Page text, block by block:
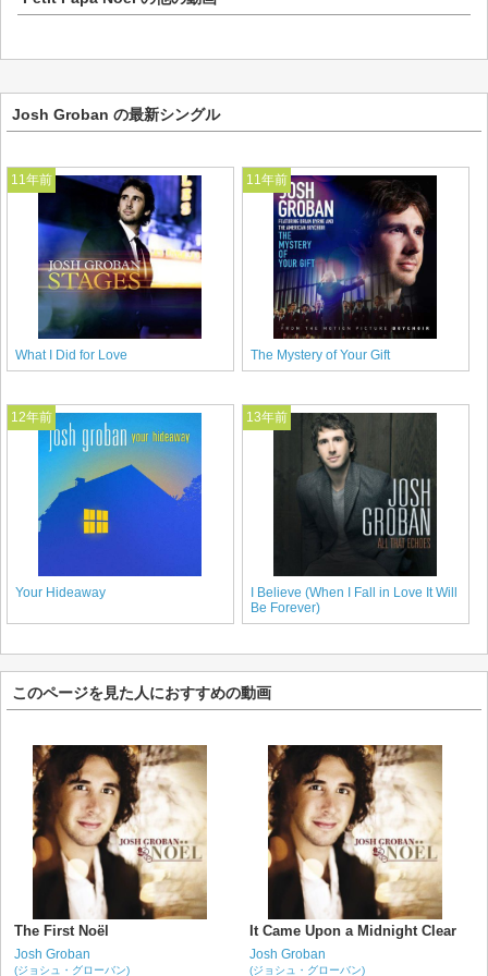
Josh Groban の最新シングル
11年前
What I Did for Love
11年前
The Mystery of Your Gift
12年前
Your Hideaway
13年前
I Believe (When I Fall in Love It Will
Be Forever)
このページを見た人におすすめの動画
The First Noël
Josh Groban
(ジョシュ・グローバン)
It Came Upon a Midnight Clear
Josh Groban
(ジョシュ・グローバン)